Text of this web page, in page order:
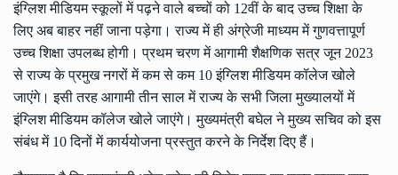
इंग्लिश मीडियम स्कूलों में पढ़ने वाले बच्चों को 12वीं के बाद उच्च शिक्षा के
लिए अब बाहर नहीं जाना पड़ेगा। राज्य में ही अंग्रेजी माध्यम में गुणवत्तापूर्ण
उच्च शिक्षा उपलब्ध होगी। प्रथम चरण में आगामी शैक्षणिक सत्र जून 2023
से राज्य के प्रमुख नगरों में कम से कम 10 इंग्लिश मीडियम कॉलेज खोले
जाएंगे। इसी तरह आगामी तीन साल में राज्य के सभी जिला मुख्यालयों में
इंग्लिश मीडियम कॉलेज खोले जाएंगे। मुख्यमंत्री बघेल ने मुख्य सचिव को इस
संबंध में 10 दिनों में कार्ययोजना प्रस्तुत करने के निर्देश दिए हैं।